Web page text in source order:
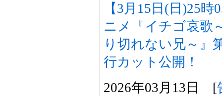
【3月15日(日)25
ニメ『イチゴ哀歌
り切れない兄～
行カット公開！
2026年03月13日 [